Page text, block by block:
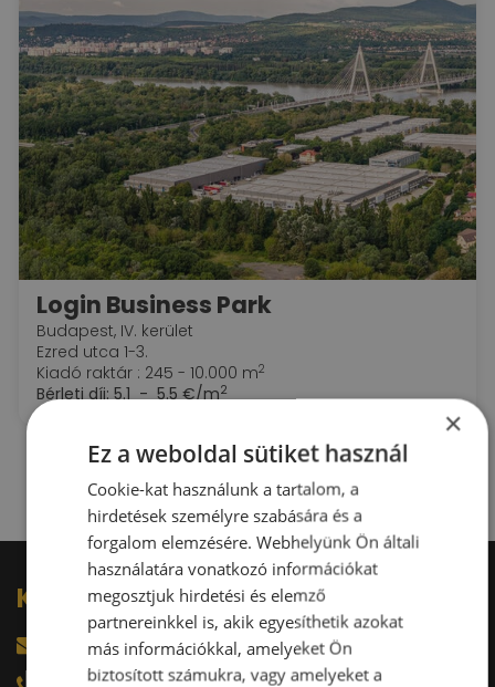
Login Business Park
Budapest, IV. kerület
Ezred utca 1-3.
Kiadó raktár : 245 - 10.000 m2
Bérleti díj: 5.1 - 5.5 €/m2
Kérdésed van?
harkacsi@raktarkereso.hu
×
Ez a weboldal sütiket használ
Cookie-kat használunk a tartalom, a
hirdetések személyre szabására és a
forgalom elemzésére. Webhelyünk Ön általi
használatára vonatkozó információkat
megosztjuk hirdetési és elemző
partnereinkkel is, akik egyesíthetik azokat
más információkkal, amelyeket Ön
biztosított számukra, vagy amelyeket a